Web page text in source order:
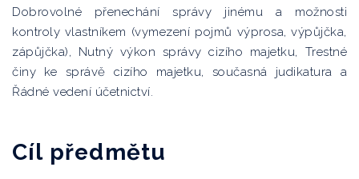
Dobrovolné přenechání správy jinému a možnosti
kontroly vlastníkem (vymezení pojmů výprosa, výpůjčka,
zápůjčka), Nutný výkon správy cizího majetku, Trestné
činy ke správě cizího majetku, současná judikatura a
Řádné vedení účetnictví.
Cíl předmětu